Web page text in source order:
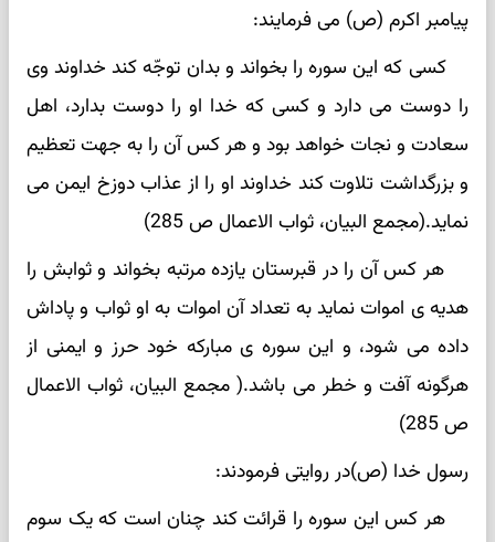
پیامبر اکرم (ص) می فرمایند:
کسی که این سوره را بخواند و بدان توجّه کند خداوند وی
را دوست می دارد و کسی که خدا او را دوست بدارد، اهل
سعادت و نجات خواهد بود و هر کس آن را به جهت تعظیم
و بزرگداشت تلاوت کند خداوند او را از عذاب دوزخ ایمن می
نماید.(مجمع البیان، ثواب الاعمال ص 285)
هر کس آن را در قبرستان یازده مرتبه بخواند و ثوابش را
هدیه ی اموات نماید به تعداد آن اموات به او ثواب و پاداش
داده می شود، و این سوره ی مبارکه خود حرز و ایمنی از
هرگونه آفت و خطر می باشد.( مجمع البیان، ثواب الاعمال
ص 285)
رسول خدا (ص)در روایتی فرمودند:
هر کس این سوره را قرائت کند چنان است که یک سوم